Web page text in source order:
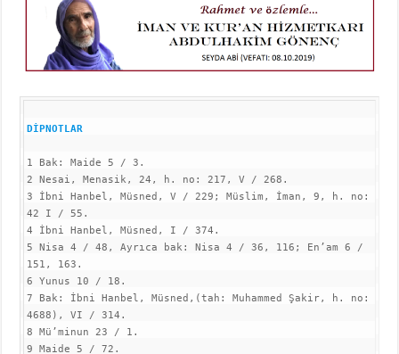
DİPNOTLAR
1 Bak: Maide 5 / 3.
2 Nesai, Menasik, 24, h. no: 217, V / 268.
3 İbni Hanbel, Müsned, V / 229; Müslim, İman, 9, h. no:
42 I / 55.
4 İbni Hanbel, Müsned, I / 374.
5 Nisa 4 / 48, Ayrıca bak: Nisa 4 / 36, 116; En’am 6 /
151, 163.
6 Yunus 10 / 18.
7 Bak: İbni Hanbel, Müsned,(tah: Muhammed Şakir, h. no:
4688), VI / 314.
8 Mü’minun 23 / 1.
9 Maide 5 / 72.